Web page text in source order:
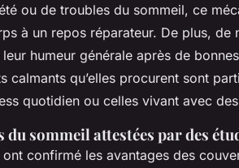
ou de troubles du sommeil, ce
à un repos réparateur. De plus, de
humeur générale après de
calmants qu’elles procurent sont
quotidien ou celles vivant avec
sommeil attestées par des
ont confirmé les avantages des